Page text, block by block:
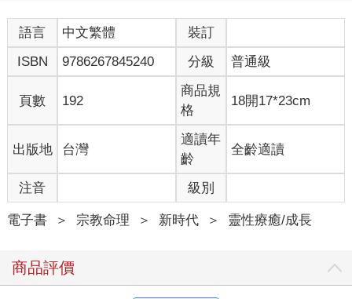
***
大家總是很容易輕視簡單事情的重要性，但這個改變未來的簡單
公式，是經過多年的探索和實驗才發現的。
改變未來的第一步是願望或渴望，也就是去定義你的目標——清
第二步是構思一個你相信在願望實現後你會遇到的事，一個意味
著你願望實現的事件，一個具有自我主導的行動事件。
第三步是保持身體不動，誘發一種類似睡眠的狀態——全身放鬆
地躺在床上或坐在椅子上，想像自己很睏；然後閉上眼睛，將注
意力集中在想像你所要體驗的動作上——在心中感覺自己正在進
入所設想的動作。
從事這動作，這樣想像中的感覺對你來說才會是真實的。
重要的是，要永遠記住，所設想的行動必須是在願望實現後接下
語言 中文繁體
裝訂
ISBN
9786267845240 分級 普通級
頁數 192
商品規
格
18開17*23cm
出版地 台灣
適讀年
齡
全齡適讀
注音 級別
電子書 ＞ 宗教命理 ＞ 新時代 ＞ 靈性療癒/成長
商品評價